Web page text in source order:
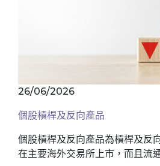
26/06/2026
個股槓桿及反向產品
個股槓桿及反向產品為槓桿及反
在主要海外交易所上市，而且流